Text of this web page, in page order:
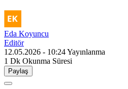
Eda Koyuncu
Editör
12.05.2026 - 10:24Yayınlanma
1 Dk Okunma Süresi
Paylaş